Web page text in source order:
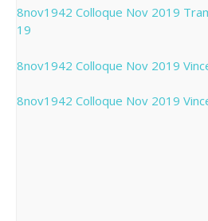
8nov1942 Colloque Nov 2019
19
8nov1942 Colloque Nov 2019
8nov1942 Colloque Nov 2019